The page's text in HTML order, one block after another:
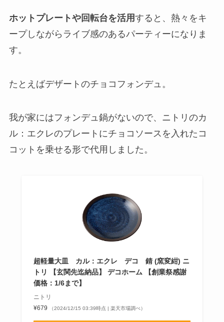
ホットプレートや回転台を活用すると、熱々をキ
ープしながらライブ感のあるパーティーになりま
す。
たとえばデザートのチョコフォンデュ。
我が家にはフォンデュ鍋がないので、ニトリのカ
ル：エクレのプレートにチョコソースを入れたコ
コットを乗せる形で代用しました。
超軽量大皿 カル：エクレ デコ 錆 (窯変紺) ニ
トリ 【玄関先迄納品】 デコホーム 【創業祭感謝
価格：1/6まで】
ニトリ
¥679
（2024/12/15 03:39時点 | 楽天市場調べ）